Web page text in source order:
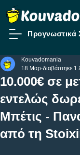
Προγνωστικά
10.000€ σε
εντελώς
Μπέτις -
από τη
Kouvadomania
18 Μαρ διαβάστηκε 1